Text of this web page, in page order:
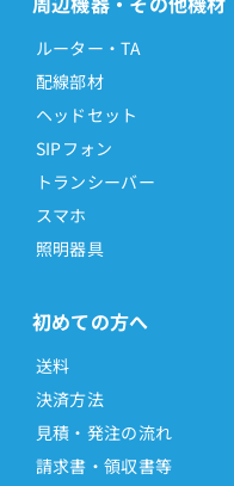
ルーター・TA
配線部材
ヘッドセット
SIPフォン
トランシーバー
スマホ
照明器具
初めての方へ
送料
決済方法
見積・発注の流れ
請求書・領収書等